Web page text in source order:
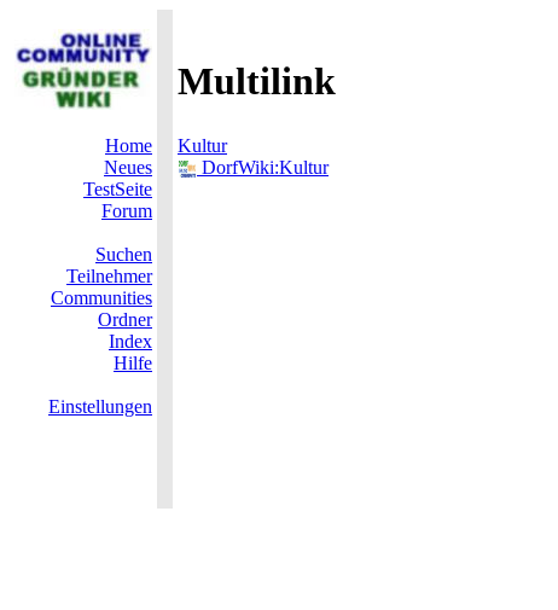
Multilink
Home
Neues
TestSeite
Forum
Suchen
Teilnehmer
Communities
Ordner
Index
Hilfe
Einstellungen
Kultur
DorfWiki:Kultur